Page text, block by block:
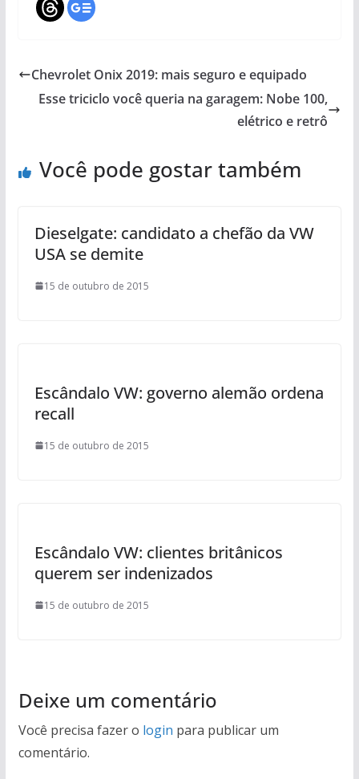
Chevrolet Onix 2019: mais seguro e equipado
Esse triciclo você queria na garagem: Nobe 100,
elétrico e retrô
Você pode gostar também
Dieselgate: candidato a chefão da VW
USA se demite
15 de outubro de 2015
Escândalo VW: governo alemão ordena
recall
15 de outubro de 2015
Escândalo VW: clientes britânicos
querem ser indenizados
15 de outubro de 2015
Deixe um comentário
Você precisa fazer o login para publicar um
comentário.